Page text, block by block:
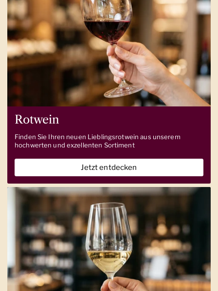
Rotwein
Finden Sie Ihren neuen Lieblingsrotwein aus unserem
hochwerten und exzellenten Sortiment
Jetzt entdecken